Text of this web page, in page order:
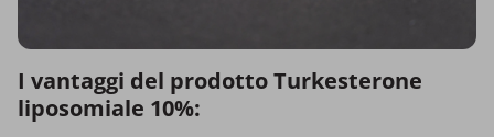
I vantaggi del prodotto Turkesterone
liposomiale 10%: